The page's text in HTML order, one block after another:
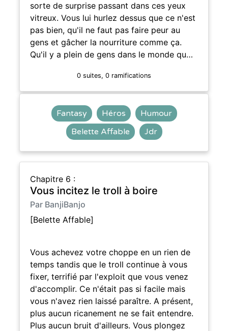
sorte de surprise passant dans ces yeux
vitreux. Vous lui hurlez dessus que ce n'est
pas bien, qu'il ne faut pas faire peur au
gens et gâcher la nourriture comme ça.
Qu'il y a plein de gens dans le monde qu…
0 suites, 0 ramifications
Fantasy Héros
Humour
Belette Affable
Jdr
Chapitre 6 :
Vous incitez le troll à boire
Par BanjiBanjo
[Belette Affable]
Vous achevez votre choppe en un rien de
temps tandis que le troll continue à vous
fixer, terrifié par l'exploit que vous venez
d'accomplir. Ce n'était pas si facile mais
vous n'avez rien laissé paraître. A présent,
plus aucun ricanement ne se fait entendre.
Plus aucun bruit d'ailleurs. Vous plongez